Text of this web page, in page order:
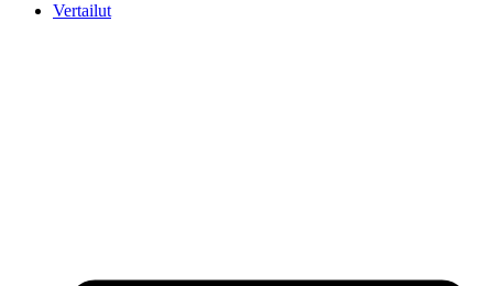
Vertailut